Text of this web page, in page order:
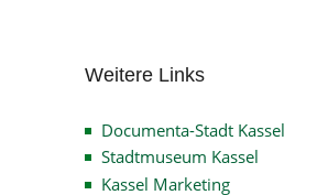
Weitere Links
Documenta-Stadt Kassel
Stadtmuseum Kassel
Kassel Marketing